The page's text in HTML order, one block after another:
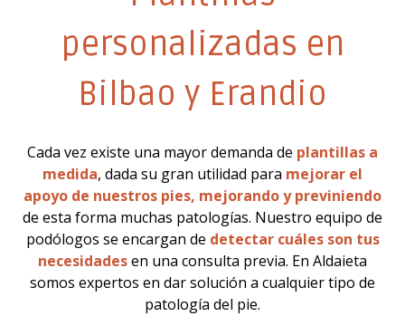
personalizadas en
Bilbao y Erandio
Cada vez existe una mayor demanda de plantillas a
medida, dada su gran utilidad para mejorar el
apoyo de nuestros pies, mejorando y previniendo
de esta forma muchas patologías. Nuestro equipo de
podólogos se encargan de detectar cuáles son tus
necesidadesen una consulta previa. En Aldaieta
somos expertos en dar solución a cualquier tipo de
patología del pie.